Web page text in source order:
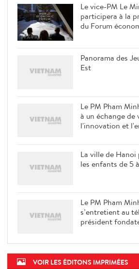
Le vice-PM Le
participera à la
du Forum
Panorama des
Est
Le PM Pham
à un échange de
l'innovation et
La ville de
les enfants de 5 à
Le PM Pham
s’entretient au
président
VOIR LES ÉDITONS IMPRIMÉES